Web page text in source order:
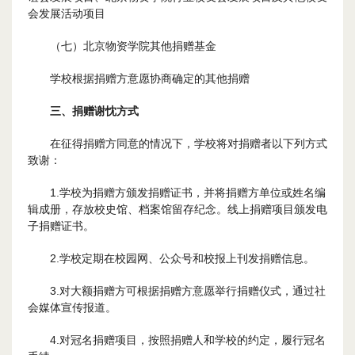
会发展活动项目
（七）北京物资学院其他捐赠基金
学校根据捐赠方意愿协商确定的其他捐赠
三、捐赠谢忱方式
在征得捐赠方同意的情况下，学校将对捐赠者以下列方式
致谢：
1.学校为捐赠方颁发捐赠证书，并将捐赠方单位或姓名编
辑成册，存放校史馆、档案馆留存纪念。线上捐赠项目颁发电
子捐赠证书。
2.学校定期在校园网、公众号和校报上刊发捐赠信息。
3.对大额捐赠方可根据捐赠方意愿举行捐赠仪式，通过社
会媒体宣传报道。
4.对冠名捐赠项目，按照捐赠人和学校的约定，履行冠名